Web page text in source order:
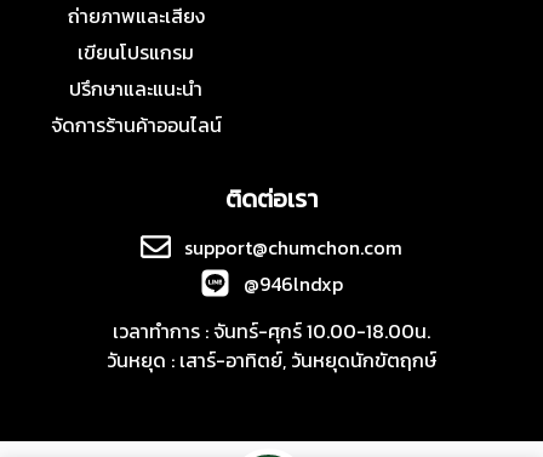
ถ่ายภาพและเสียง
เขียนโปรแกรม
ปรึกษาและแนะนำ
จัดการร้านค้าออนไลน์
ติดต่อเรา
support@chumchon.com
@946lndxp
เวลาทำการ : จันทร์-ศุกร์ 10.00-18.00น.
วันหยุด : เสาร์-อาทิตย์, วันหยุดนักขัตฤกษ์